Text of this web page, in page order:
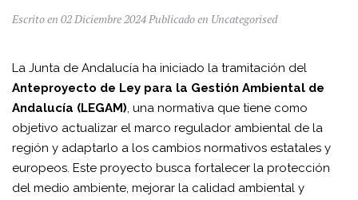
Escrito en 02 Diciembre 2024Publicado en Uncategorised
La Junta de Andalucía ha iniciado la tramitación del
Anteproyecto de Ley para la Gestión Ambiental de
Andalucía (LEGAM), una normativa que tiene como
objetivo actualizar el marco regulador ambiental de la
región y adaptarlo a los cambios normativos estatales y
europeos. Este proyecto busca fortalecer la protección
del medio ambiente, mejorar la calidad ambiental y